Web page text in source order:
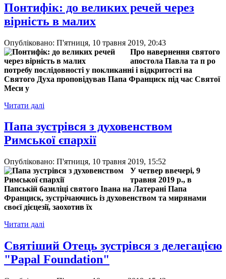
Понтифік: до великих речей через
вірність в малих
Опубліковано: П'ятниця, 10 травня 2019, 20:43
Про навернення святого
апостола Павла та п ро
потребу послідовності у покликанні і відкритості на
Святого Духа проповідував Папа Франциск під час Святої
Меси у
Читати далі
Папа зустрівся з духовенством
Римської єпархії
Опубліковано: П'ятниця, 10 травня 2019, 15:52
У четвер ввечері, 9
травня 2019 р., в
Папській базиліці святого Івана на Латерані Папа
Франциск, зустрічаючись із духовенством та мирянами
своєї дієцезії, заохотив їх
Читати далі
Святіший Отець зустрівся з делегацією
"Papal Foundation"